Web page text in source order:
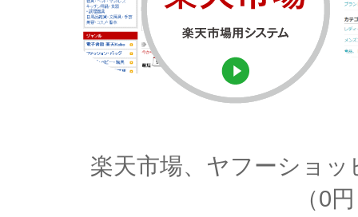
楽天市場、ヤフーショ
（0